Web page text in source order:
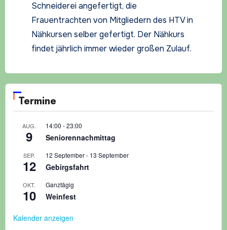
Schneiderei angefertigt, die
Frauentrachten von Mitgliedern des HTV in
Nähkursen selber gefertigt. Der Nähkurs
findet jährlich immer wieder großen Zulauf.
Termine
AUG.
9
14:00 -23:00
Seniorennachmittag
SEP.
12
12 September- 13 September
Gebirgsfahrt
OKT.
10
Ganztägig
Weinfest
Kalender anzeigen